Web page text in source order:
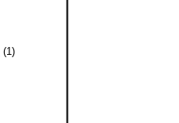
(1)